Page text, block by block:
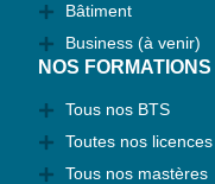
Bâtiment
Business (à venir)
NOS FORMATIONS
Tous nos BTS
Toutes nos licences
Tous nos mastères